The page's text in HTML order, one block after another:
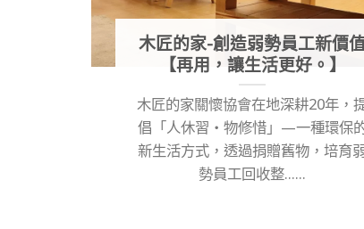
木匠的家-創造弱勢員工新價
【再用，讓生活更好。】
木匠的家關懷協會在地深耕20年，
倡「人休習‧物修惜」—一種環保
新生活方式，透過捐贈舊物，培育
勢員工回收整......